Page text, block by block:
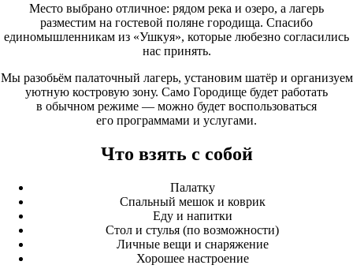
Место выбрано отличное: рядом река и озеро, а лагерь
разместим на гостевой поляне городища. Спасибо
единомышленникам из «Ушкуя», которые любезно согласились
нас принять.
Мы разобьём палаточный лагерь, установим шатёр и организуем
уютную костровую зону. Само Городище будет работать
в обычном режиме — можно будет воспользоваться
его программами и услугами.
Что взять с собой
Палатку
Спальный мешок и коврик
Еду и напитки
Стол и стулья (по возможности)
Личные вещи и снаряжение
Хорошее настроение